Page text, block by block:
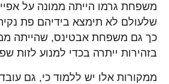
משפחת גרמו הייתה ממונה על
שלעולם לא תימצא בידיהם פת
כך גם משפחת אבטינס, שהייתה
בזהירות ייתרה בכדי למנוע לזות
ממקורות אלו יש ללמוד כי, גם